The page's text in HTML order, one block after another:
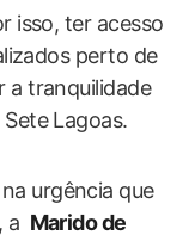
isso, ter acesso
perto de
‌a tranquilidade
Lagoas.
urgência que⁢
Marido de